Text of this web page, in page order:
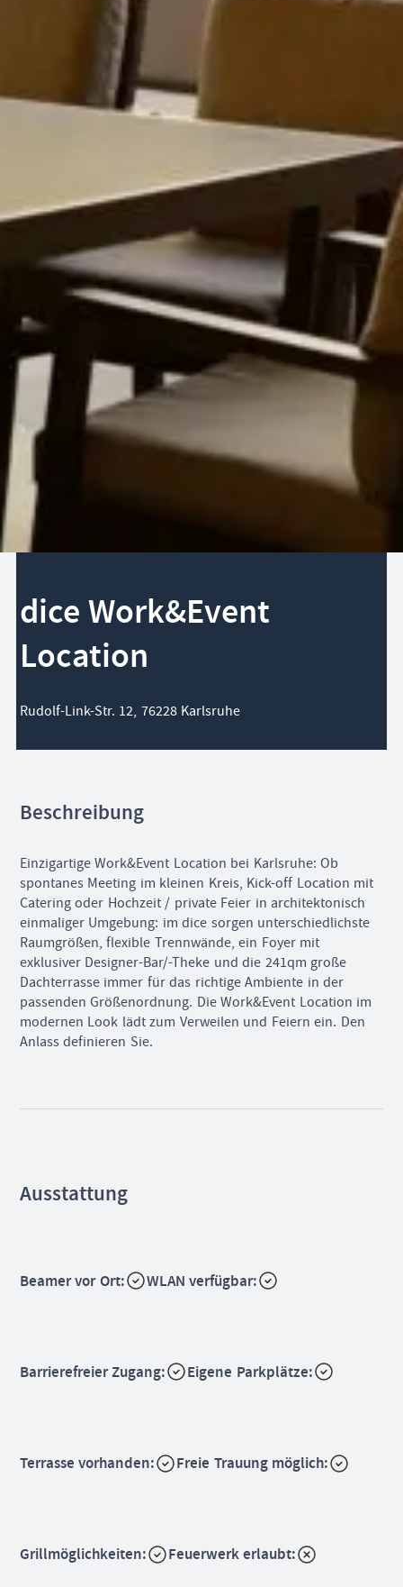
dice Work&Event
Location
Rudolf-Link-Str. 12, 76228 Karlsruhe
Beschreibung
Einzigartige Work&Event Location bei Karlsruhe: Ob
spontanes Meeting im kleinen Kreis, Kick-off Location mit
Catering oder Hochzeit / private Feier in architektonisch
einmaliger Umgebung: im dice sorgen unterschiedlichste
Raumgrößen, flexible Trennwände, ein Foyer mit
exklusiver Designer-Bar/-Theke und die 241qm große
Dachterrasse immer für das richtige Ambiente in der
passenden Größenordnung. Die Work&Event Location im
modernen Look lädt zum Verweilen und Feiern ein. Den
Anlass definieren Sie.
Ausstattung
Beamer vor Ort: WLAN verfügbar:
Barrierefreier Zugang: Eigene Parkplätze:
Terrasse vorhanden: Freie Trauung möglich:
Grillmöglichkeiten: Feuerwerk erlaubt: